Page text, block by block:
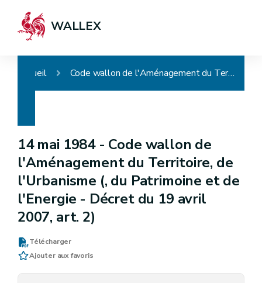
WALLEX
Accueil Code wallon de l'Aménagement du Territoire, de l'Urbanisme (, du Patrimoine et de l'Energie - Décret du 19 avril 2007, art. 2)
14 mai 1984 - Code wallon de
l'Aménagement du Territoire, de
l'Urbanisme (, du Patrimoine et de
l'Energie - Décret du 19 avril
2007, art. 2)
Télécharger
Ajouter aux favoris